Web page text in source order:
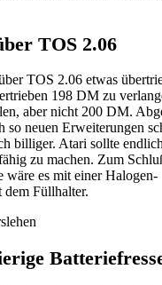
TOS 2.06
TOS 2.06 etwas
198 DM zu
aber nicht 200 DM.
so neuen Erweiterungen
billiger. Atari sollte
zu machen. Zum
es mit einer Halogen-
dem Füllhalter.